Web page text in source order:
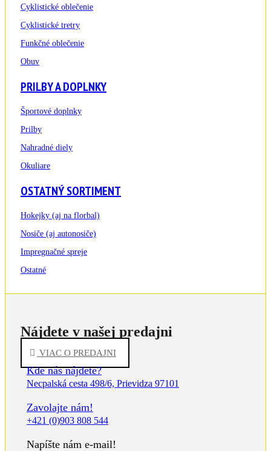
Cyklistické oblečenie
Cyklistické tretry
Funkčné oblečenie
Obuv
PRILBY A DOPLNKY
Športové doplnky
Prilby
Nahradné diely
Okuliare
OSTATNÝ SORTIMENT
Hokejky (aj na florbal)
Nosiče (aj autonosiče)
Impregnačné spreje
Ostatné
Nájdete v našej predajni
VIAC O PREDAJNI
Kde nás nájdete?
Necpalská cesta 498/6, Prievidza 97101
Zavolajte nám!
+421 (0)903 808 544
Napíšte nám e-mail!